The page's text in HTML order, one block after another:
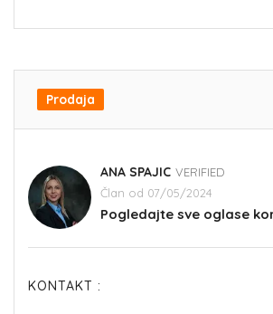
Prodaja
ANA SPAJIC VERIFIED
Član od 07/05/2024
Pogledajte sve oglase
KONTAKT :